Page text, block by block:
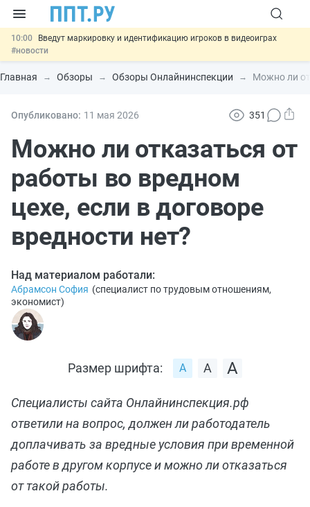
10:00
Введут маркировку и идентификацию игроков в видеоиграх
#новости
09:13 ЕГЭ могут отменить и заменить государственной итоговой
аттестацией#новости
06.08 Минпромторг предложил запретить смешанные лоты
06.08
банковской гарантией
#новости
Главная Обзоры Обзоры Онлайнинспекции Можно ли
Опубликовано: 11 мая 2026 351
Можно ли отказаться от
работы во вредном
цехе, если в договоре
вредности нет?
Над материалом работали:
Абрамсон София (специалист по трудовым отношениям,
экономист)
Размер шрифта:
Специалисты сайта Онлайнинспекция.рф
ответили на вопрос, должен ли работодатель
доплачивать за вредные условия при временной
работе в другом корпусе и можно ли отказаться
от такой работы.